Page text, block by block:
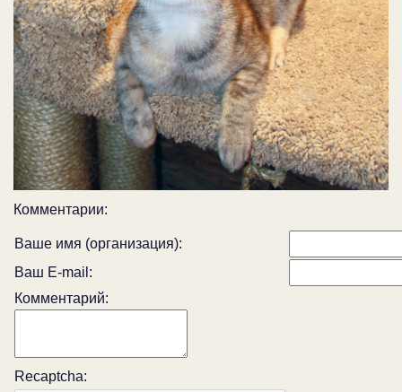
Комментарии:
Ваше имя (организация):
Ваш E-mail:
Комментарий:
Recaptcha: